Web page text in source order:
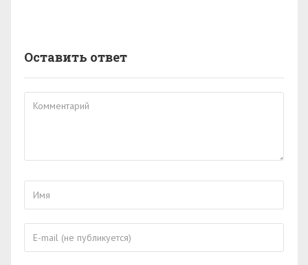
Оставить ответ